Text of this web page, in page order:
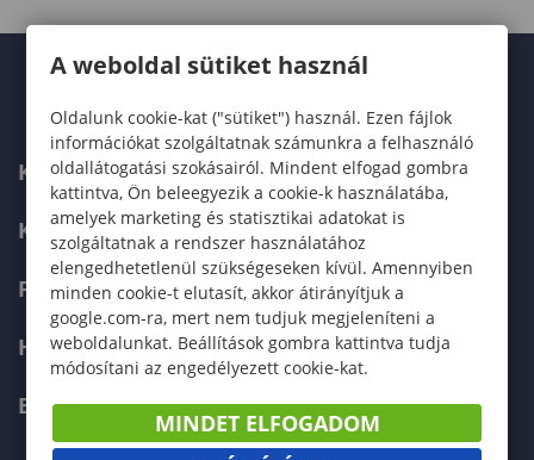
KARUNK
KÉPZÉSEK
FELVÉTELIZŐKNEK
HALLGATÓKNAK
ERASMUS+
A weboldal sütiket használ
Oldalunk cookie-kat ("sütiket") használ. Ezen fájlok
információkat szolgáltatnak számunkra a felhasználó
oldallátogatási szokásairól. Mindent elfogad gombra
kattintva, Ön beleegyezik a cookie-k használatába,
amelyek marketing és statisztikai adatokat is
szolgáltatnak a rendszer használatához
elengedhetetlenül szükségeseken kívül. Amennyiben
minden cookie-t elutasít, akkor átirányítjuk a
google.com-ra, mert nem tudjuk megjeleníteni a
weboldalunkat. Beállítások gombra kattintva tudja
módosítani az engedélyezett cookie-kat.
MINDET ELFOGADOM